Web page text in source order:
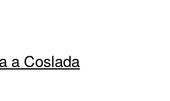
a Coslada